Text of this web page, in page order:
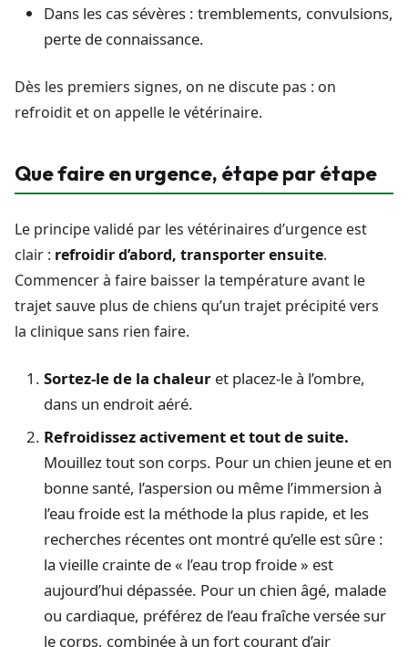
Dans les cas sévères : tremblements, convulsions,
perte de connaissance.
Dès les premiers signes, on ne discute pas : on
refroidit et on appelle le vétérinaire.
Que faire en urgence, étape par étape
Le principe validé par les vétérinaires d’urgence est
clair : refroidir d’abord, transporter ensuite.
Commencer à faire baisser la température avant le
trajet sauve plus de chiens qu’un trajet précipité vers
la clinique sans rien faire.
Sortez-le de la chaleur et placez-le à l’ombre,
dans un endroit aéré.
Refroidissez activement et tout de suite.
Mouillez tout son corps. Pour un chien jeune et en
bonne santé, l’aspersion ou même l’immersion à
l’eau froide est la méthode la plus rapide, et les
recherches récentes ont montré qu’elle est sûre :
la vieille crainte de « l’eau trop froide » est
aujourd’hui dépassée. Pour un chien âgé, malade
ou cardiaque, préférez de l’eau fraîche versée sur
le corps, combinée à un fort courant d’air